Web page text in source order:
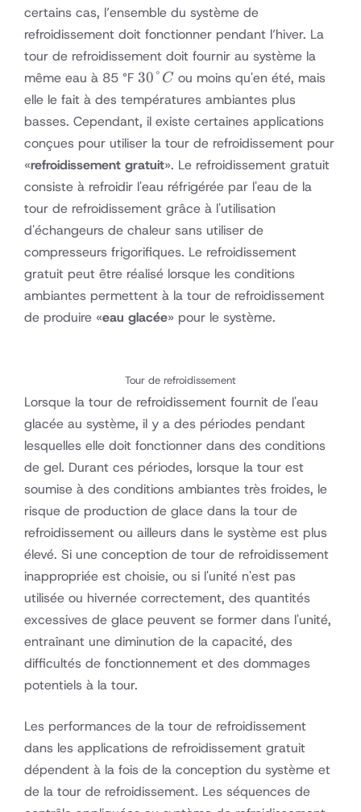
certains cas, l’ensemble du système de
refroidissement doit fonctionner pendant l’hiver. La
tour de refroidissement doit fournir au système la
même eau à 85 °F 30
°C
30° C ou moins qu'en été, mais
elle le fait à des températures ambiantes plus
basses. Cependant, il existe certaines applications
conçues pour utiliser la tour de refroidissement pour
«refroidissement gratuit». Le refroidissement gratuit
consiste à refroidir l'eau réfrigérée par l'eau de la
tour de refroidissement grâce à l'utilisation
d'échangeurs de chaleur sans utiliser de
compresseurs frigorifiques. Le refroidissement
gratuit peut être réalisé lorsque les conditions
ambiantes permettent à la tour de refroidissement
de produire «eau glacée» pour le système.
Tour de refroidissement
Lorsque la tour de refroidissement fournit de l'eau
glacée au système, il y a des périodes pendant
lesquelles elle doit fonctionner dans des conditions
de gel. Durant ces périodes, lorsque la tour est
soumise à des conditions ambiantes très froides, le
risque de production de glace dans la tour de
refroidissement ou ailleurs dans le système est plus
élevé. Si une conception de tour de refroidissement
inappropriée est choisie, ou si l'unité n'est pas
utilisée ou hivernée correctement, des quantités
excessives de glace peuvent se former dans l'unité,
entraînant une diminution de la capacité, des
difficultés de fonctionnement et des dommages
potentiels à la tour.
Les performances de la tour de refroidissement
dans les applications de refroidissement gratuit
dépendent à la fois de la conception du système et
de la tour de refroidissement. Les séquences de